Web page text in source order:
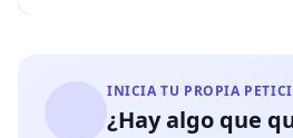
INICIA TU PROPIA
¿Hay algo que